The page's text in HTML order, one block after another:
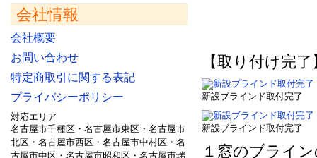
【取り付け完了
新設ブラインド取付完了
新設ブラインド取付完了
１窓のブライ
会社情報
会社概要
お問い合わせ
特定商取引に関する表記
プライバシーポリシー
対応エリア
名古屋市千種区・名古屋市東区・名古屋市
北区・名古屋市西区・名古屋市中村区・名
古屋市中区・名古屋市昭和区・名古屋市瑞